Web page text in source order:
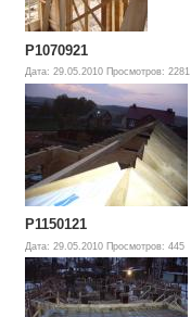
P1070921
Дата: 29.05.2010 Просмотров: 2281
P1150121
Дата: 29.05.2010 Просмотров: 445